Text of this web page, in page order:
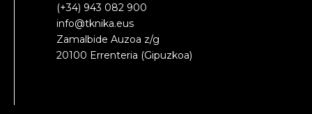
(+34) 943 082 900
info@tknika.eus
Zamalbide Auzoa z/g
20100 Errenteria (Gipuzkoa)